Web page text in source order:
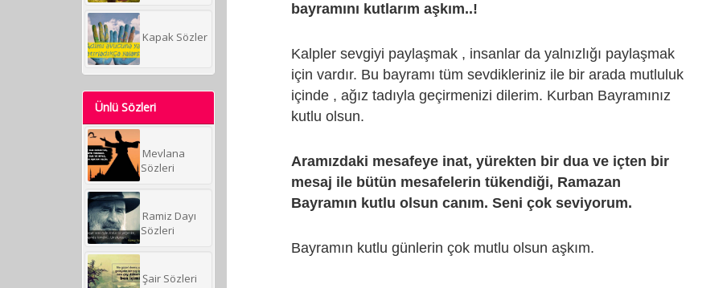
Kapak Sözler
Ünlü Sözleri
Mevlana
Sözleri
Ramiz Dayı
Sözleri
Şair Sözleri
bayramını kutlarım aşkım..!
Kalpler sevgiyi paylaşmak , insanlar da yalnızlığı paylaşmak
için vardır. Bu bayramı tüm sevdikleriniz ile bir arada mutluluk
içinde , ağız tadıyla geçirmenizi dilerim. Kurban Bayramınız
kutlu olsun.
Aramızdaki mesafeye inat, yürekten bir dua ve içten bir
mesaj ile bütün mesafelerin tükendiği, Ramazan
Bayramın kutlu olsun canım. Seni çok seviyorum.
Bayramın kutlu günlerin çok mutlu olsun aşkım.